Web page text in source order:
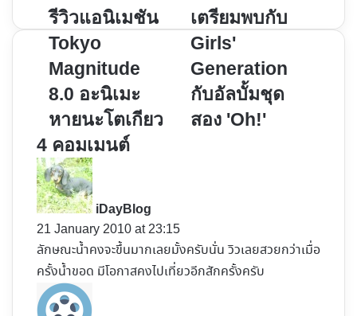
รีวิว
แอนิเมชัน
Tokyo
Magnitude
8.0
อะ
เมะ
หายนะ
โตเกียว
รีวิวแอนิเมชัน
Tokyo
Magnitude
8.0 อะนิเมะ
หายนะโตเกียว
เตรียม
พบ
กับ
Girls'
Generation
กับ
เตรียมพบกับ
Girls'
Generation
กับอัลบั้มชุด
สอง 'Oh!'
4 คอมเมนต์
iDayBlog
s
:
21 January 2010 at 23:15
ลักษณะน้ำคงจะขึ้นมากเลยมั้งครับนั่น วิวเลยสวยกว่าเมื่อ
ครั้งน้ำขอด มีโอกาสคงไปเที่ยวอีกสักครั้งครับ